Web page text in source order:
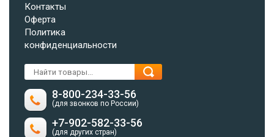
Контакты
Оферта
Политика
конфиденциальности
8-800-234-33-56
(для звонков по России)
+7-902-582-33-56
(для других стран)